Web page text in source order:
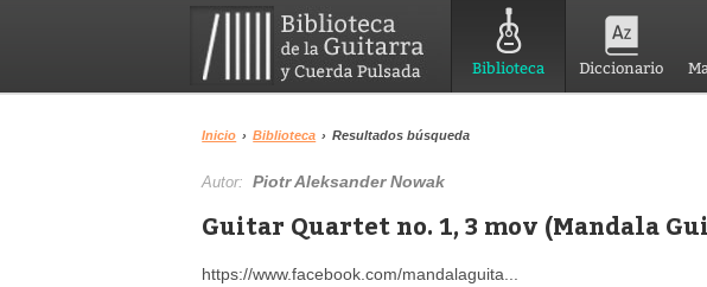
Biblioteca Diccionario
Inicio › Biblioteca › Resultados búsqueda
Autor:Piotr Aleksander Nowak
Guitar Quartet no. 1, 3 mov (Mandala
https://www.facebook.com/mandalaguita...